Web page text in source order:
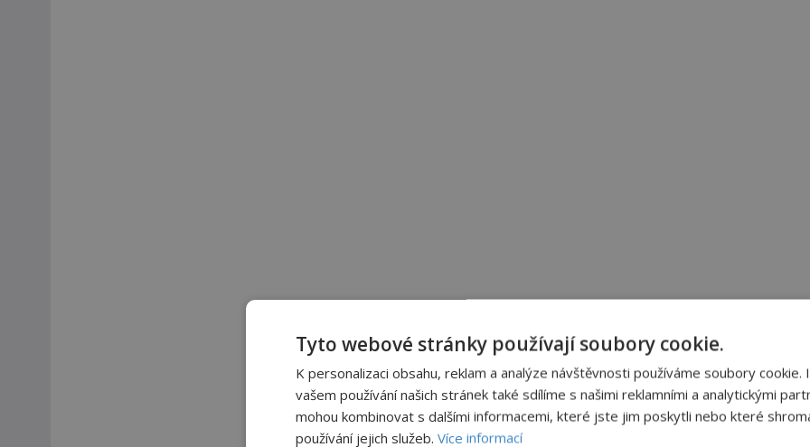
Tyto webové stránky používají soubory cookie.
K personalizaci obsahu, reklam a analýze návštěvnosti používáme soubory cookie.
vašem používání našich stránek také sdílíme s našimi reklamními a analytickými
mohou kombinovat s dalšími informacemi, které jste jim poskytli nebo které
používání jejich služeb. Více informací